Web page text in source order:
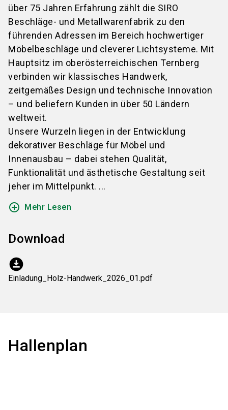
über 75 Jahren Erfahrung zählt die SIRO
Beschläge- und Metallwarenfabrik zu den
führenden Adressen im Bereich hochwertiger
Möbelbeschläge und cleverer Lichtsysteme. Mit
Hauptsitz im oberösterreichischen Ternberg
verbinden wir klassisches Handwerk,
zeitgemäßes Design und technische Innovation
– und beliefern Kunden in über 50 Ländern
weltweit.
Unsere Wurzeln liegen in der Entwicklung
dekorativer Beschläge für Möbel und
Innenausbau – dabei stehen Qualität,
Funktionalität und ästhetische Gestaltung seit
jeher im Mittelpunkt. ...
add_circle_outline Mehr Lesen
Download
download_for_offline
Einladung_Holz-Handwerk_2026_01.pdf
Hallenplan